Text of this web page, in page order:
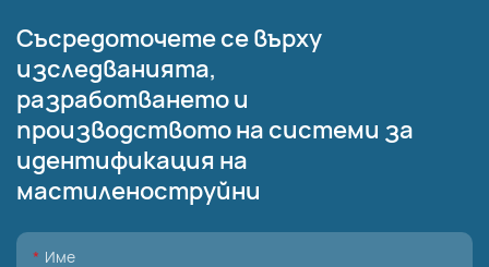
Съсредоточете се върху
изследванията,
разработването и
производството на системи за
идентификация на
мастиленоструйни
Име